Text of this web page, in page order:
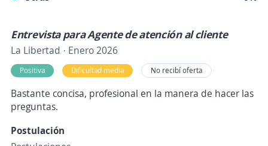
Entrevista para Agente de atención al cliente
La Libertad · Enero 2026
Positiva Dificultad media No recibí oferta
Bastante concisa, profesional en la manera de hacer las
preguntas.
Postulación